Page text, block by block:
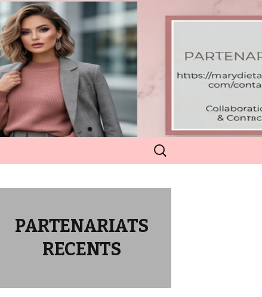
Rechercher :
PARTENARIATS
RECENTS